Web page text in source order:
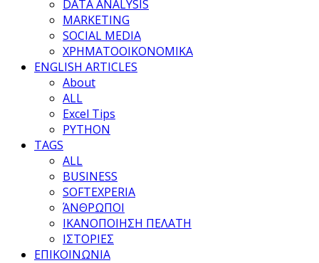
DATA ANALYSIS
MARKETING
SOCIAL MEDIA
ΧΡΗΜΑΤΟΟΙΚΟΝΟΜΙΚΑ
ENGLISH ARTICLES
About
ALL
Excel Tips
PYTHON
TAGS
ALL
BUSINESS
SOFTEXPERIA
ΆΝΘΡΩΠΟΙ
ΙΚΑΝΟΠΟΙΗΣΗ ΠΕΛΑΤΗ
ΙΣΤΟΡΙΕΣ
ΕΠΙΚΟΙΝΩΝΙΑ